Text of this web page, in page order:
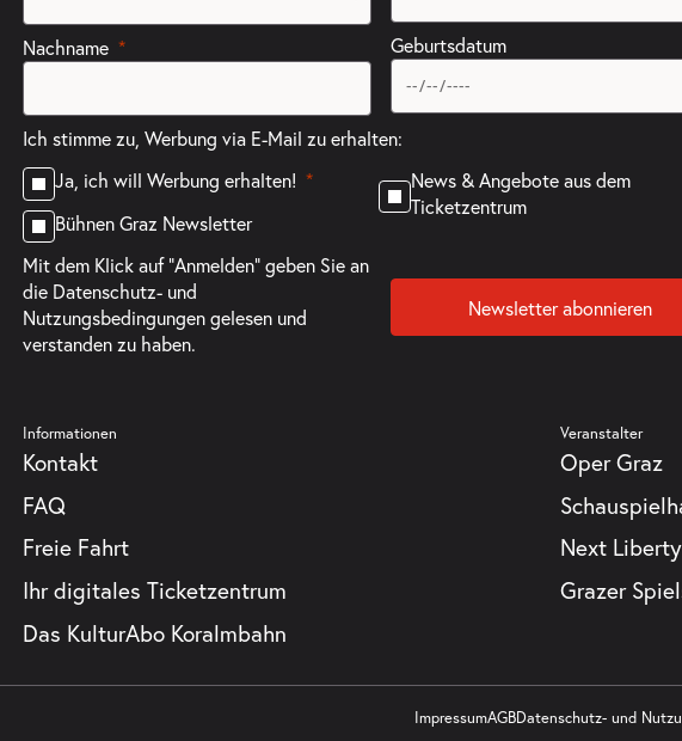
Nachname Geburtsdatum
Ich stimme zu, Werbung via E-Mail zu erhalten:
Ja, ich will Werbung erhalten!
Bühnen Graz Newsletter
News & Angebote aus dem
Ticketzentrum
Mit dem Klick auf "Anmelden" geben Sie an
die Datenschutz- und
Nutzungsbedingungengelesen und
verstanden zu haben.
Newsletter abonnieren
Informationen
Kontakt
FAQ
Freie Fahrt
Ihr digitales Ticketzentrum
Das KulturAbo Koralmbahn
Veranstalter
Oper Graz
Next Liberty
Grazer
ImpressumAGBDatenschutz- und